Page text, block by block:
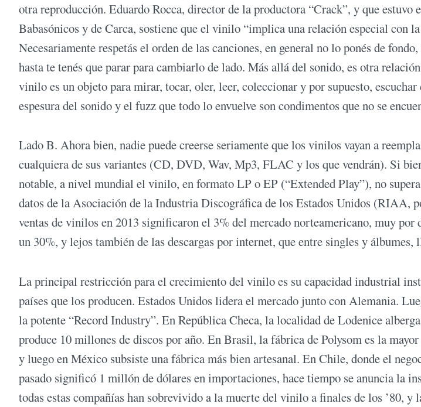
otra reproducción. Eduardo Rocca, director de la productora “Crack”, y que estuvo
Babasónicos y de Carca, sostiene que el vinilo “implica una relación especial con
Necesariamente respetás el orden de las canciones, en general no lo ponés de
hasta te tenés que parar para cambiarlo de lado. Más allá del sonido, es otra
vinilo es un objeto para mirar, tocar, oler, leer, coleccionar y por supuesto,
espesura del sonido y el fuzz que todo lo envuelve son condimentos que no se
Lado B. Ahora bien, nadie puede creerse seriamente que los vinilos vayan a
cualquiera de sus variantes (CD, DVD, Wav, Mp3, FLAC y los que vendrán). Si
notable, a nivel mundial el vinilo, en formato LP o EP (“Extended Play”), no
datos de la Asociación de la Industria Discográfica de los Estados Unidos (RIAA,
ventas de vinilos en 2013 significaron el 3% del mercado norteamericano, muy por
un 30%, y lejos también de las descargas por internet, que entre singles y álbumes,
La principal restricción para el crecimiento del vinilo es su capacidad industrial
países que los producen. Estados Unidos lidera el mercado junto con Alemania.
la potente “Record Industry”. En República Checa, la localidad de Lodenice
produce 10 millones de discos por año. En Brasil, la fábrica de Polysom es la
y luego en México subsiste una fábrica más bien artesanal. En Chile, donde el
pasado significó 1 millón de dólares en importaciones, hace tiempo se anuncia la
todas estas compañías han sobrevivido a la muerte del vinilo a finales de los ’80,